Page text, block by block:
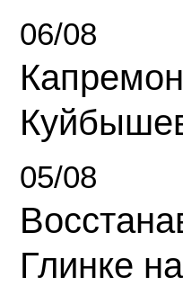
06/08
05/08
Глинке